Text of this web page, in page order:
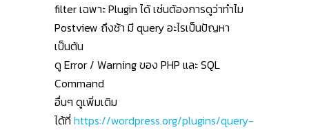
filter เฉพาะ Plugin ได้ เช่นต้องการดูว่าทำไม
Postview ถึงช้า มี query อะไรเป็นปัญหา
เป็นต้น
ดู Error / Warning ของ PHP และ SQL
Command
อื่นๆ ดูเพิ่มเติม
ได้ที่ https://wordpress.org/plugins/query-